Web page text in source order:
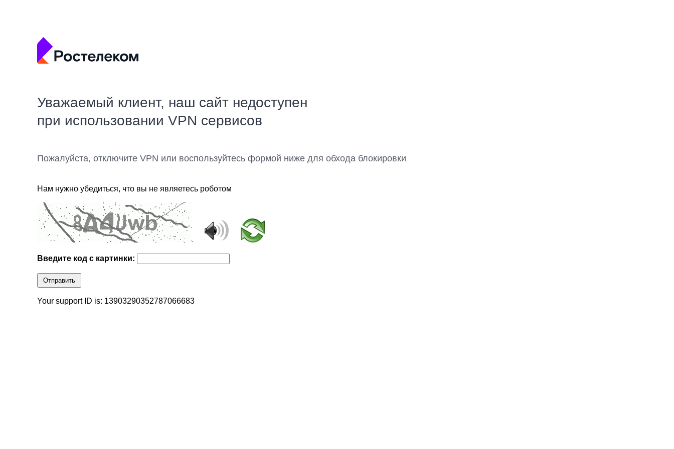
Уважаемый клиент, наш сайт недоступен
при использовании VPN сервисов
Пожалуйста, отключите VPN или воспользуйтесь формой ниже для обхода блокировки
Нам нужно убедиться, что вы не являетесь роботом
Введите код с картинки:
Отправить
Your support ID is: 13903290352787066683